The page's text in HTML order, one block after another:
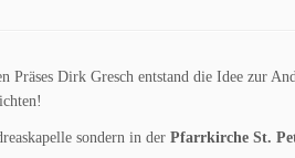
Dirk Gresch entstand die Idee zur
sondern in der Pfarrkirche St.